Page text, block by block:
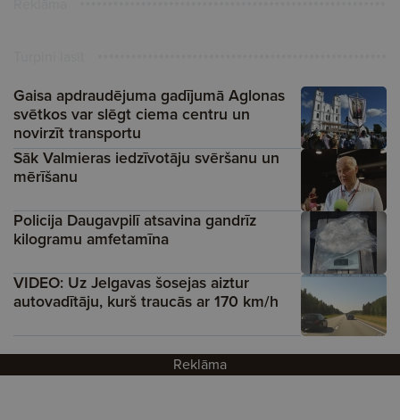
Gaisa apdraudējuma gadījumā Aglonas
svētkos var slēgt ciema centru un
novirzīt transportu
Sāk Valmieras iedzīvotāju svēršanu un
mērīšanu
Policija Daugavpilī atsavina gandrīz
kilogramu amfetamīna
VIDEO: Uz Jelgavas šosejas aiztur
autovadītāju, kurš traucās ar 170 km/h
Reklāma